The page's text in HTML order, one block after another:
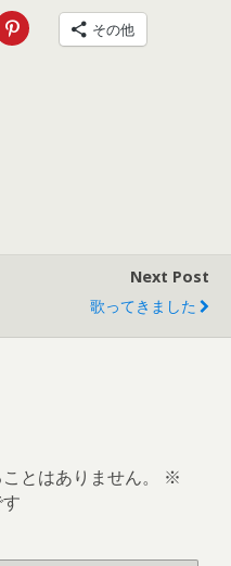
その他
Next Post
歌ってきました
とはありません。
※